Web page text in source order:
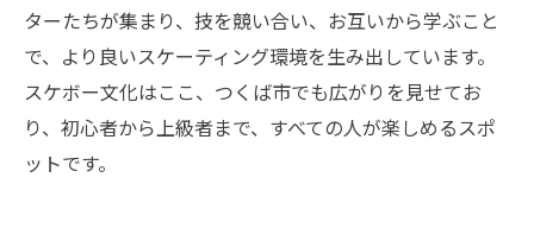
ターたちが集まり、技を競い合い、お互いから学ぶこと
で、より良いスケーティング環境を生み出しています。
スケボー文化はここ、つくば市でも広がりを見せてお
り、初心者から上級者まで、すべての人が楽しめるスポ
ットです。